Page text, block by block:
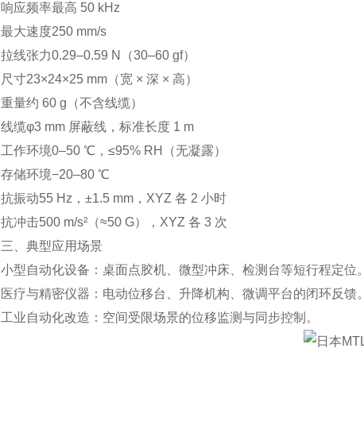
响应频率最高 50 kHz
最大速度250 mm/s
拉线张力0.29–0.59 N（30–60 gf）
尺寸23×24×25 mm（宽 × 深 × 高）
重量约 60 g（不含线缆）
线缆φ3 mm 屏蔽线，标准长度 1 m
工作环境0–50 ℃，≤95% RH（无凝露）
存储环境−20–80 ℃
抗振动55 Hz，±1.5 mm，XYZ 各 2 小时
抗冲击500 m/s²（≈50 G），XYZ 各 3 次
三、典型应用场景
小型自动化设备：桌面点胶机、微型冲床、检测台等短行程定位。
医疗与精密仪器：电动位移台、升降机构、微调平台的闭环反馈。
工业自动化改造：空间受限场景的位移监测与同步控制。